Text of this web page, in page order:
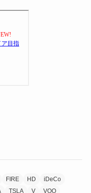
FIRE HD
iDeCo
TSLA V
VOO